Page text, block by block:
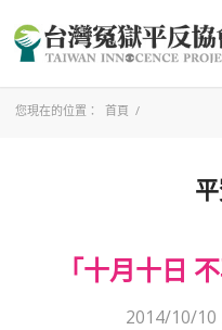
您現在的位置： 首頁 /
「十月十日
2014/10/10